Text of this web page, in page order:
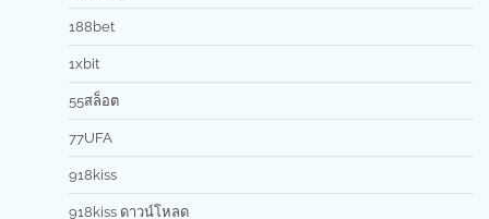
188bet
1xbit
55สล็อต
77UFA
918kiss
918kiss ดาวน์โหลด